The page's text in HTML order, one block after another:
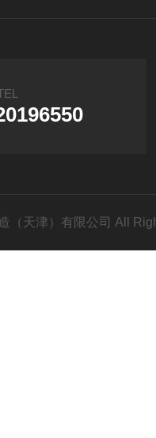
（天津）有限公司 All